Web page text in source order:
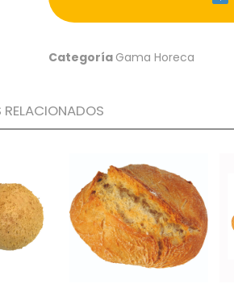
Categoría Gama Horeca